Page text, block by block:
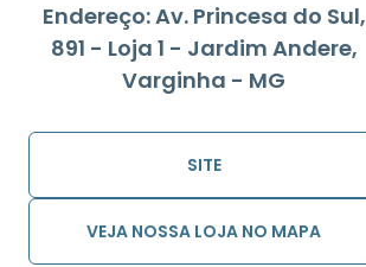
Endereço: Av. Princesa do Sul,
891 - Loja 1 - Jardim Andere,
Varginha - MG
SITE
VEJA NOSSA LOJA NO MAPA